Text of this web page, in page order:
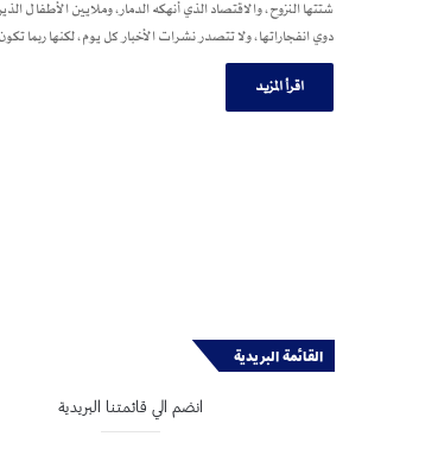
شتتها النزوح، والاقتصاد الذي أنهكه الدمار، وملايين
دوي انفجاراتها، ولا تتصدر نشرات الأخبار كل يوم، لكنها
اقرأ المزيد
القائمة البريدية
انضم الي قائمتنا البريدية